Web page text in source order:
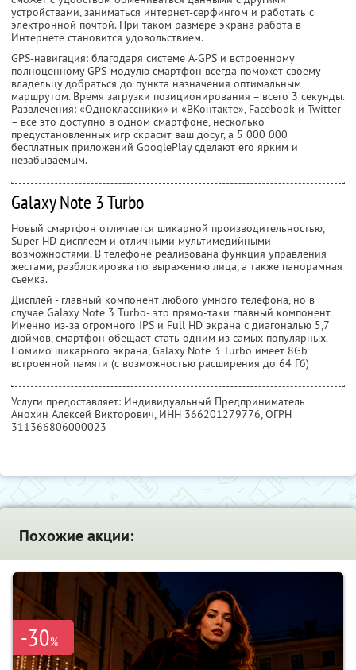
устройствами, заниматься интернет-серфингом и работать с
электронной почтой. При таком размере экрана работа в
Интернете становится удовольствием.
GPS-навигация: благодаря системе A-GPS и встроенному
полноценному GPS-модулю смартфон всегда поможет своему
владельцу добраться до пункта назначения оптимальным
маршрутом. Время загрузки позиционирования – всего 3 секунды.
Развлечения: «Одноклассники» и «ВКонтакте», Facebook и Twitter
– все это доступно в одном смартфоне, несколько
предустановленных игр скрасит ваш досуг, а 5 000 000
бесплатных приложений GooglePlay сделают его ярким и
незабываемым.
Galaxy Note 3 Turbo
Новый смартфон отличается шикарной производительностью,
Super HD дисплеем и отличными мультимедийными
возможностями. В телефоне реализована функция управления
жестами, разблокировка по выражению лица, а также панорамная
съемка.
Дисплей - главный компонент любого умного телефона, но в
случае Galaxy Note 3 Turbo- это прямо-таки главный компонент.
Именно из-за огромного IPS и Full HD экрана с диагональю 5,7
дюймов, смартфон обещает стать одним из самых популярных.
Помимо шикарного экрана, Galaxy Note 3 Turbo имеет 8Gb
встроенной памяти (с возможностью расширения до 64 Гб)
Услуги предоставляет: Индивидуальный Предприниматель
Анохин Алексей Викторович, ИНН 366201279776, ОГРН
311366806000023
Похожие акции:
-30%